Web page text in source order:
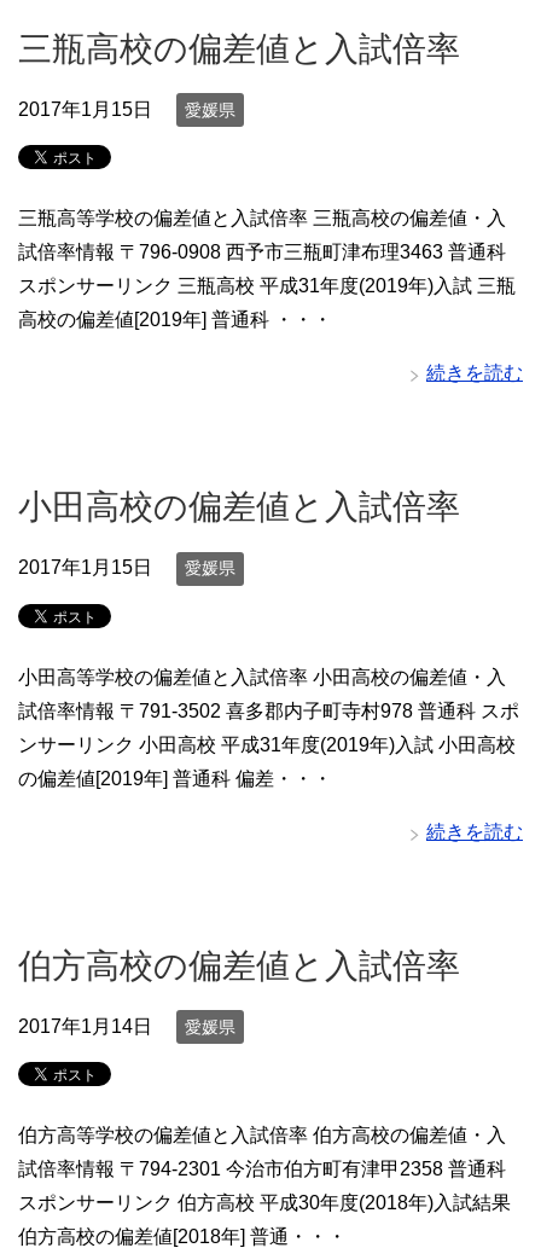
三瓶高校の偏差値と入試倍率
2017年1月15日 愛媛県
三瓶高等学校の偏差値と入試倍率 三瓶高校の偏差値・入
試倍率情報 〒796-0908 西予市三瓶町津布理3463 普通科
スポンサーリンク 三瓶高校 平成31年度(2019年)入試 三瓶
高校の偏差値[2019年] 普通科 ・・・
続きを読む
小田高校の偏差値と入試倍率
2017年1月15日 愛媛県
小田高等学校の偏差値と入試倍率 小田高校の偏差値・入
試倍率情報 〒791-3502 喜多郡内子町寺村978 普通科 スポ
ンサーリンク 小田高校 平成31年度(2019年)入試 小田高校
の偏差値[2019年] 普通科 偏差・・・
続きを読む
伯方高校の偏差値と入試倍率
2017年1月14日 愛媛県
伯方高等学校の偏差値と入試倍率 伯方高校の偏差値・入
試倍率情報 〒794-2301 今治市伯方町有津甲2358 普通科
スポンサーリンク 伯方高校 平成30年度(2018年)入試結果
伯方高校の偏差値[2018年] 普通・・・